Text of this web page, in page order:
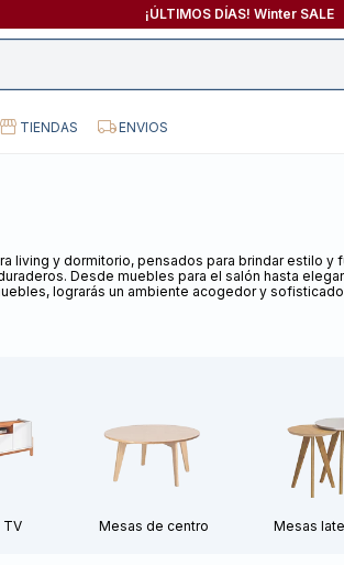
¡ÚLTIMOS DÍAS! Winter SALE
TIENDAS ENVIOS
living y dormitorio, pensados para brindar estilo
Desde muebles para el salón hasta
lograrás un ambiente acogedor y
TV Mesas de centro Mesas